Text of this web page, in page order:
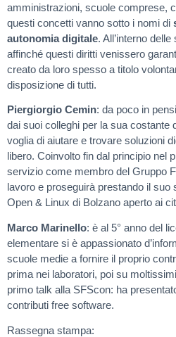
amministrazioni, scuole comprese,
questi concetti vanno sotto i nomi di
autonomia digitale. All’interno
affinché questi diritti venissero
creato da loro spesso a titolo
disposizione di tutti.
Piergiorgio Cemin: da poco in
dai suoi colleghi per la sua costante
voglia di aiutare e trovare soluzioni
libero. Coinvolto fin dal principio nel
servizio come membro del Gruppo
lavoro e proseguirà prestando il
Open & Linux di Bolzano aperto ai
Marco Marinello: è al 5° anno del
elementare si è appassionato
scuole medie a fornire il proprio
prima nei laboratori, poi su
primo talk alla SFScon: ha
contributi free software.
Rassegna stampa: